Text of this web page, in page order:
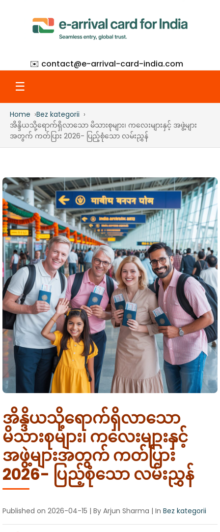
✉️ contact@e-arrival-card-india.com
☰
Home
What Is eAC
How to Apply
Step-by-Step with Screenshots
Requirements
Visa Types
e-arrival card vs eVisa
Who Needs It
OCI Cardholders
Transit Passengers
Guides
72-Hour Rule
Su-Swagatam App
QR Code Guide
Portal Troubleshooting
Error Correction
Missed Deadline
By Nationality
US Citizens
Australia
Canada
EU Citizens
NRI Guide
Airports
Delhi (IGI)
Mumbai
Bangalore
FAQ
Languages
Home
Bez kategorii
အိန္ဒိယသို့ရောက်ရှိလာသော မိသားစုများ၊ ကလေးများနှင့် အဖွဲ့များ
အတွက် ကတ်ပြား 2026- ပြည့်စုံသော လမ်းညွှန်
အိန္ဒိယသို့ရောက်ရှိလာသော
မိသားစုများ၊ ကလေးများနှင့်
အဖွဲ့များအတွက် ကတ်ပြား
2026- ပြည့်စုံသော လမ်းညွှန်
Published on 2026-04-15 | By Arjun Sharma | In Bez kategorii